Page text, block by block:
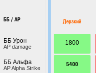
ББ / AP
ББ Урон
AP damage
ББ Альфа
AP Alpha Strike
Дерзкий
1800
5400